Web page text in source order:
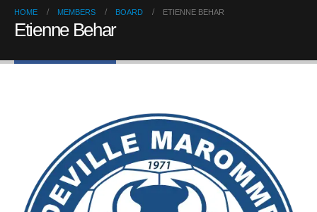
HOME MEMBERS BOARD ETIENNE BEHAR
Etienne Behar